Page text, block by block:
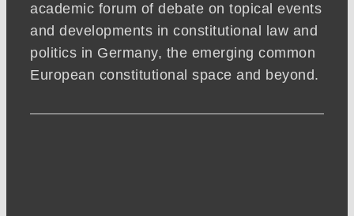
academic forum of debate on topical events
and developments in constitutional law and
politics in Germany, the emerging common
European constitutional space and beyond.